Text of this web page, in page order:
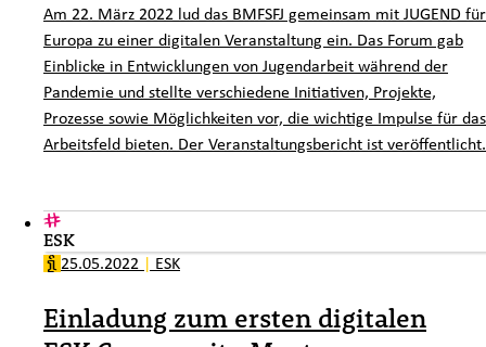
Am 22. März 2022 lud das BMFSFJ gemeinsam mit JUGEND für
Europa zu einer digitalen Veranstaltung ein. Das Forum gab
Einblicke in Entwicklungen von Jugendarbeit während der
Pandemie und stellte verschiedene Initiativen, Projekte,
Prozesse sowie Möglichkeiten vor, die wichtige Impulse für das
Arbeitsfeld bieten. Der Veranstaltungsbericht ist veröffentlicht.
ESK
25.05.2022 | ESK
Einladung zum ersten digitalen